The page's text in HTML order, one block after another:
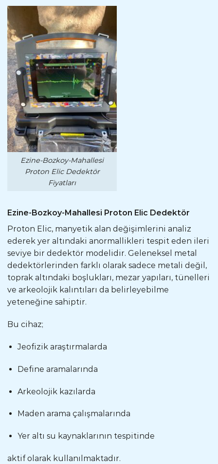
Ezine-Bozkoy-Mahallesi
Proton Elic Dedektör
Fiyatları
Ezine-Bozkoy-Mahallesi Proton Elic Dedektör
Proton Elic, manyetik alan değişimlerini analiz
ederek yer altındaki anormallikleri tespit eden ileri
seviye bir dedektör modelidir. Geleneksel metal
dedektörlerinden farklı olarak sadece metali değil,
toprak altındaki boşlukları, mezar yapıları, tünelleri
ve arkeolojik kalıntıları da belirleyebilme
yeteneğine sahiptir.
Bu cihaz;
Jeofizik araştırmalarda
Define aramalarında
Arkeolojik kazılarda
Maden arama çalışmalarında
Yer altı su kaynaklarının tespitinde
aktif olarak kullanılmaktadır.